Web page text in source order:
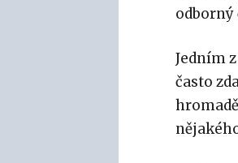
odborný
Jedním
často